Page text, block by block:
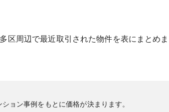
区周辺で最近取引された物件を表にまとめ
ョン事例をもとに価格が決まります。